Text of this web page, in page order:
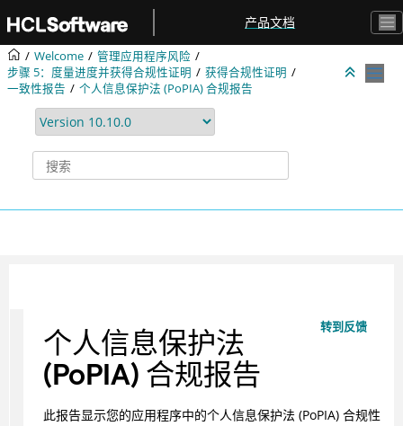
产品文档
Welcome
管理应用程序风险
步骤 5：度量进度并获得合规性证明
获得合规性证明
一致性报告
个人信息保护法 (PoPIA) 合规报告
转到反馈
个人信息保护法
(PoPIA) 合规报告
此报告显示您的应用程序中的个人信息保护法 (PoPIA) 合规性